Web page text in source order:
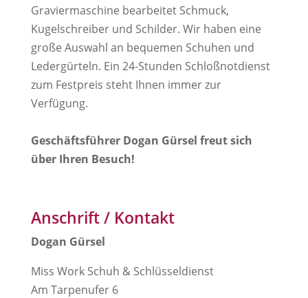
Graviermaschine bearbeitet Schmuck,
Kugelschreiber und Schilder. Wir haben eine
große Auswahl an bequemen Schuhen und
Ledergürteln. Ein 24-Stunden Schloßnotdienst
zum Festpreis steht Ihnen immer zur
Verfügung.
Geschäftsführer Dogan Gürsel freut sich
über Ihren Besuch!
Anschrift / Kontakt
Dogan Gürsel
Miss Work Schuh & Schlüsseldienst
Am Tarpenufer 6